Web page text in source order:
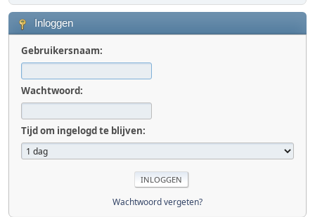
Inloggen
Gebruikersnaam:
Wachtwoord:
Tijd om ingelogd te blijven:
Wachtwoord vergeten?